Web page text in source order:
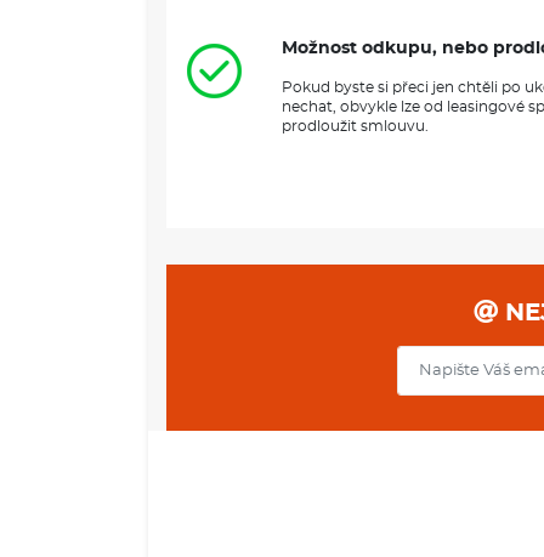
Možnost odkupu, nebo
Pokud byste si přeci jen chtěli po
nechat, obvykle lze od leasingové
prodloužit smlouvu.